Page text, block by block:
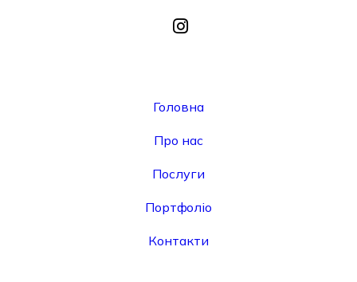
Головна
Про нас
Послуги
Портфоліо
Контакти